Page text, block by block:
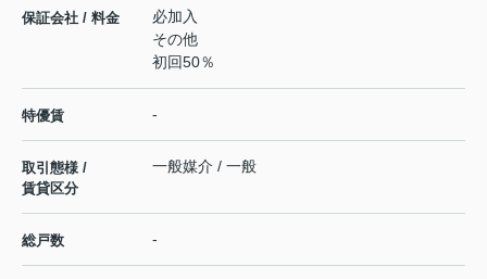
保証会社 / 料金
必加入
その他
初回50％
特優賃 -
取引態様 /
賃貸区分
一般媒介 / 一般
総戸数 -